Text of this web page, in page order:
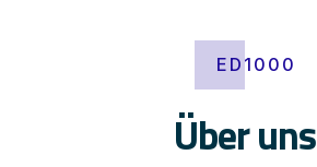
ED1000
Über uns